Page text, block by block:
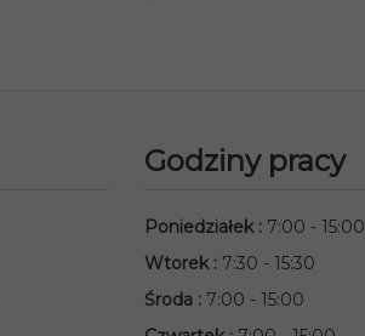
Godziny pracy
Poniedziałek: 7:00 - 15:00
Wtorek: 7:30 - 15:30
Środa : 7:00 - 15:00